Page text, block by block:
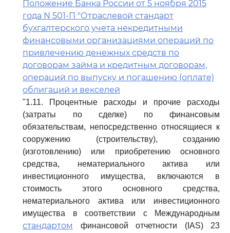
Положение Банка России от 5 ноября 2015
года N 501-П "Отраслевой стандарт
бухгалтерского учета некредитными
финансовыми организациями операций по
привлечению денежных средств по
договорам займа и кредитным договорам,
операций по выпуску и погашению (оплате)
облигаций и векселей
"1.11. Процентные расходы и прочие расходы
(затраты по сделке) по финансовым
обязательствам, непосредственно относящиеся к
сооружению (строительству), созданию
(изготовлению) или приобретению основного
средства, нематериального актива или
инвестиционного имущества, включаются в
стоимость этого основного средства,
нематериального актива или инвестиционного
имущества в соответствии с Международным
стандартом
финансовой отчетности (IAS) 23